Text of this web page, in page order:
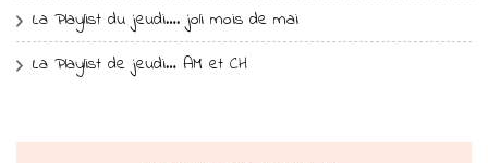
La Playlist du jeudi…. joli mois de mai
La Playlist de jeudi… AM et CH